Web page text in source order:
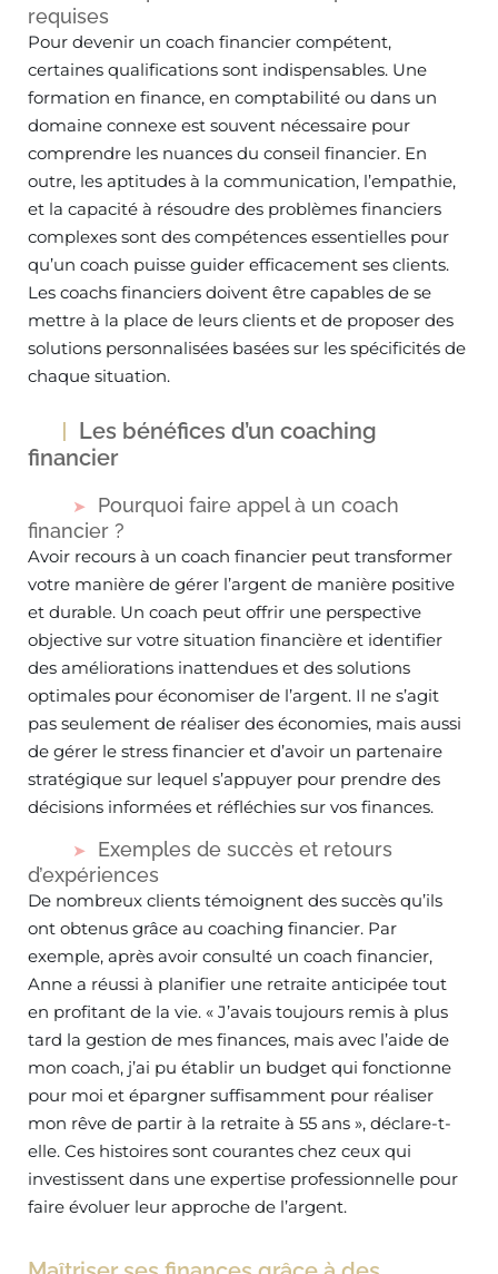
requises
Pour devenir un coach financier compétent,
certaines qualifications sont indispensables. Une
formation en finance, en comptabilité ou dans un
domaine connexe est souvent nécessaire pour
comprendre les nuances du conseil financier. En
outre, les aptitudes à la communication, l’empathie,
et la capacité à résoudre des problèmes financiers
complexes sont des compétences essentielles pour
qu’un coach puisse guider efficacement ses clients.
Les coachs financiers doivent être capables de se
mettre à la place de leurs clients et de proposer des
solutions personnalisées basées sur les spécificités de
chaque situation.
Les bénéfices d’un coaching
financier
Pourquoi faire appel à un coach
financier ?
Avoir recours à un coach financier peut transformer
votre manière de gérer l’argent de manière positive
et durable. Un coach peut offrir une perspective
objective sur votre situation financière et identifier
des améliorations inattendues et des solutions
optimales pour économiser de l’argent. Il ne s’agit
pas seulement de réaliser des économies, mais aussi
de gérer le stress financier et d’avoir un partenaire
stratégique sur lequel s’appuyer pour prendre des
décisions informées et réfléchies sur vos finances.
Exemples de succès et retours
d’expériences
De nombreux clients témoignent des succès qu’ils
ont obtenus grâce au coaching financier. Par
exemple, après avoir consulté un coach financier,
Anne a réussi à planifier une retraite anticipée tout
en profitant de la vie. « J’avais toujours remis à plus
tard la gestion de mes finances, mais avec l’aide de
mon coach, j’ai pu établir un budget qui fonctionne
pour moi et épargner suffisamment pour réaliser
mon rêve de partir à la retraite à 55 ans », déclare-t-
elle. Ces histoires sont courantes chez ceux qui
investissent dans une expertise professionnelle pour
faire évoluer leur approche de l’argent.